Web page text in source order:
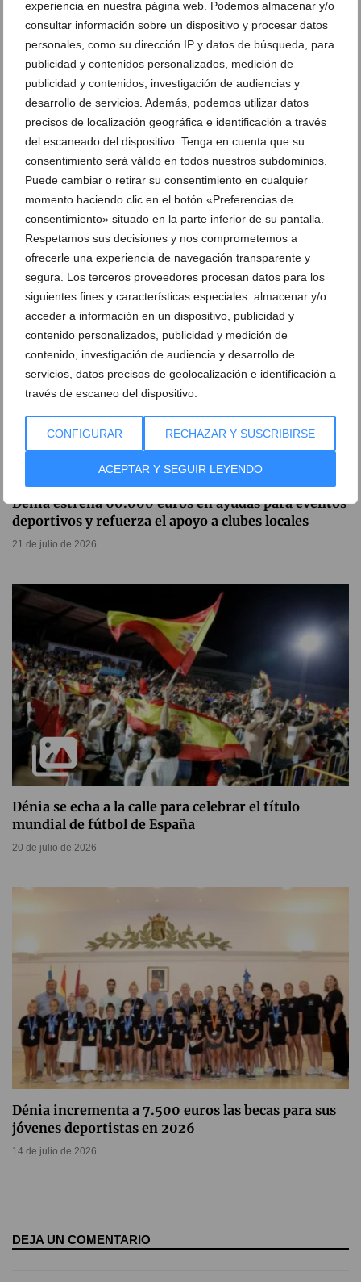
experiencia en nuestra página web. Podemos almacenar y/o
consultar información sobre un dispositivo y procesar datos
personales, como su dirección IP y datos de búsqueda, para
publicidad y contenidos personalizados, medición de
publicidad y contenidos, investigación de audiencias y
desarrollo de servicios. Además, podemos utilizar datos
precisos de localización geográfica e identificación a través
del escaneado del dispositivo. Tenga en cuenta que su
consentimiento será válido en todos nuestros subdominios.
Puede cambiar o retirar su consentimiento en cualquier
momento haciendo clic en el botón «Preferencias de
consentimiento» situado en la parte inferior de su pantalla.
Respetamos sus decisiones y nos comprometemos a
ofrecerle una experiencia de navegación transparente y
segura. Los terceros proveedores procesan datos para los
siguientes fines y características especiales: almacenar y/o
acceder a información en un dispositivo, publicidad y
contenido personalizados, publicidad y medición de
contenido, investigación de audiencia y desarrollo de
servicios, datos precisos de geolocalización e identificación a
través de escaneo del dispositivo.
CONFIGURAR RECHAZAR Y SUSCRIBIRSE
ACEPTAR Y SEGUIR LEYENDO
Hito histórico del Club Natació Dénia en el
Campeonato de España Infantil
21 de julio de 2026
Dénia estrena 60.000 euros en ayudas para eventos
deportivos y refuerza el apoyo a clubes locales
21 de julio de 2026
Dénia se echa a la calle para celebrar el título
mundial de fútbol de España
20 de julio de 2026
Dénia incrementa a 7.500 euros las becas para sus
jóvenes deportistas en 2026
14 de julio de 2026
DEJA UN COMENTARIO